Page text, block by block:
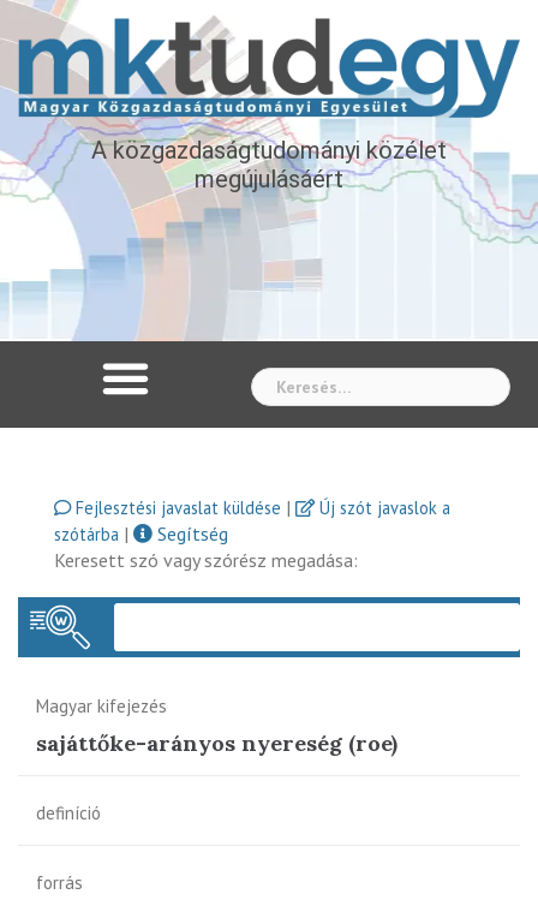
A közgazdaságtudományi közélet
megújulásáért
Fejlesztési javaslat küldése |
Új szót javaslok a
szótárba |
Segítség
Keresett szó vagy szórész megadása:
Magyar kifejezés
sajáttőke-arányos nyereség (roe)
definíció
forrás